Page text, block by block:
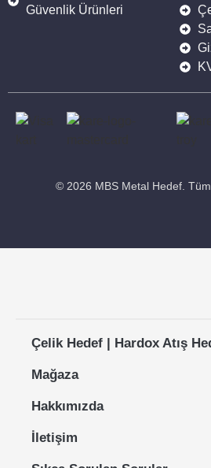
Güvenlik Ürünleri
© 2026 MBS Metal Hedef. Tüm
Çelik Hedef | Hardox Atış
Mağaza
Hakkımızda
İletişim